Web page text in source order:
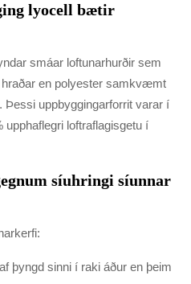
lyocell bætir
smáar loftunarhurðir sem
en polyester samkvæmt
Þessi uppbyggingarforrit varar í
loftraflagisgetu í
síuhringi síunnar
þyngd sinni í raki áður en þeim